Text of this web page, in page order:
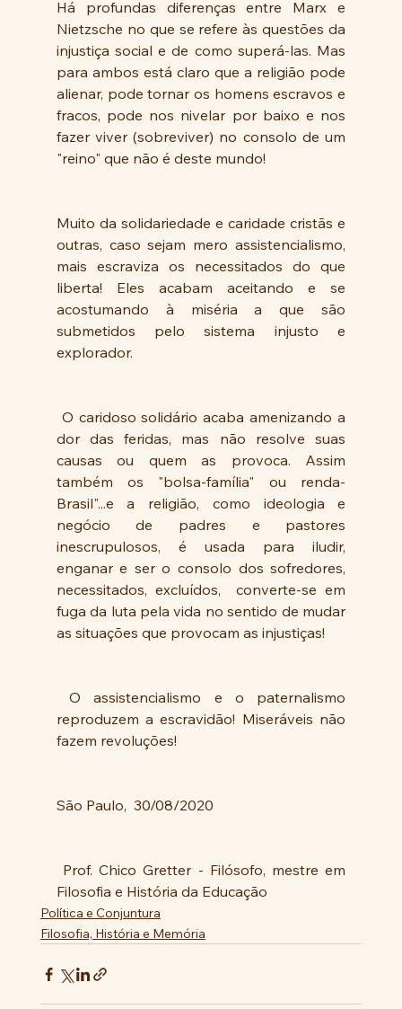
Há profundas diferenças entre Marx e
Nietzsche no que se refere às questões da
injustiça social e de como superá-las. Mas
para ambos está claro que a religião pode
alienar, pode tornar os homens escravos e
fracos, pode nos nivelar por baixo e nos
fazer viver (sobreviver) no consolo de um
"reino" que não é deste mundo!
Muito da solidariedade e caridade cristãs e
outras, caso sejam mero assistencialismo,
mais escraviza os necessitados do que
liberta! Eles acabam aceitando e se
acostumando à miséria a que são
submetidos pelo sistema injusto e
explorador.
O caridoso solidário acaba amenizando a
dor das feridas, mas não resolve suas
causas ou quem as provoca. Assim
também os "bolsa-família" ou renda-
Brasil"...e a religião, como ideologia e
negócio de padres e pastores
inescrupulosos, é usada para iludir,
enganar e ser o consolo dos sofredores,
necessitados, excluídos,  converte-se em
fuga da luta pela vida no sentido de mudar
as situações que provocam as injustiças!
O assistencialismo e o paternalismo
reproduzem a escravidão! Miseráveis não
fazem revoluções!
São Paulo,  30/08/2020
Prof. Chico Gretter - Filósofo, mestre em
Filosofia e História da Educação
Política e Conjuntura
Filosofia, História e Memória